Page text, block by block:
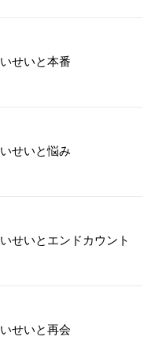
せいと本番
せいと悩み
せいとエンドカウント
せいと再会